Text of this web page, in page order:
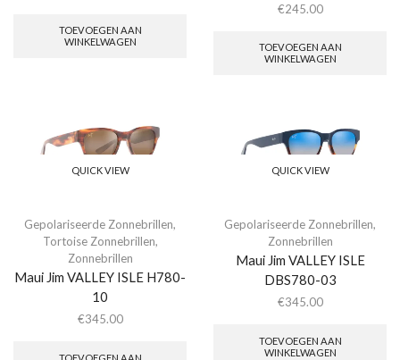
TOEVOEGEN AAN
WINKELWAGEN
€245.00
TOEVOEGEN AAN
WINKELWAGEN
QUICK VIEW
Gepolariseerde Zonnebrillen,
Tortoise Zonnebrillen,
Zonnebrillen
Maui Jim VALLEY ISLE H780-
10
€345.00
QUICK VIEW
Gepolariseerde Zonnebrillen,
Zonnebrillen
Maui Jim VALLEY ISLE
DBS780-03
€345.00
TOEVOEGEN AAN
WINKELWAGEN